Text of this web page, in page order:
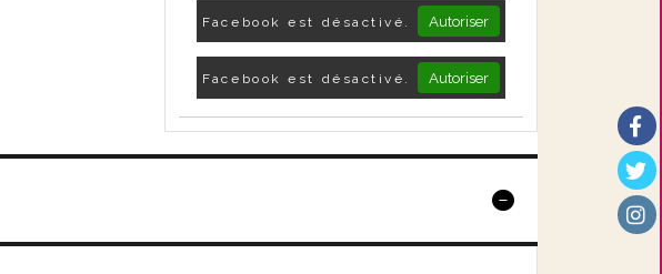
Facebook est désactivé. Autoriser
Facebook est désactivé. Autoriser